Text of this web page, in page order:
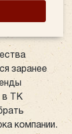
заранее
в ТК
компании.